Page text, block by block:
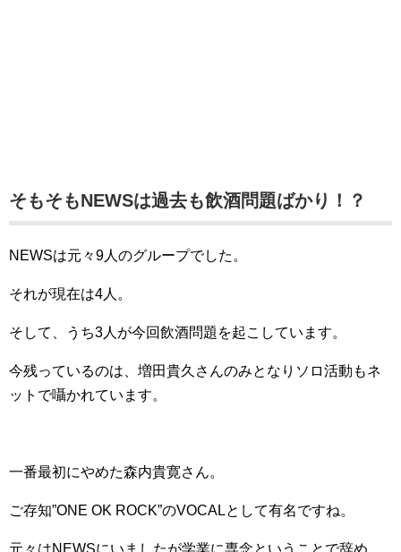
そもそもNEWSは過去も飲酒問題ばかり！？
NEWSは元々9人のグループでした。
それが現在は4人。
そして、うち3人が今回飲酒問題を起こしています。
今残っているのは、増田貴久さんのみとなりソロ活動もネ
ットで囁かれています。
一番最初にやめた森内貴寛さん。
ご存知”ONE OK ROCK”のVOCALとして有名ですね。
元々はNEWSにいましたが学業に専念ということで辞め、